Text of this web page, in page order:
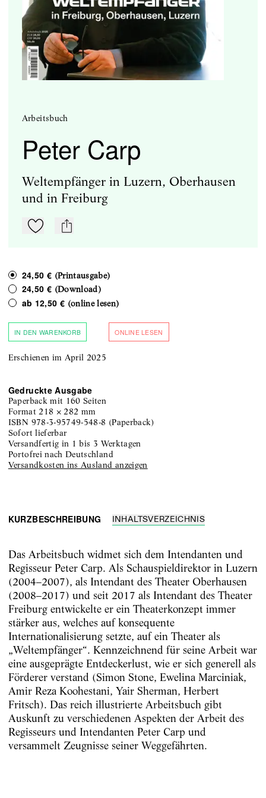
Arbeitsbuch
Peter Carp
Weltempfänger in Luzern, Oberhausen
und in Freiburg
Zu Mein-TdZ hinzufügen
mail
24,50 € (Printausgabe)
24,50 € (Download)
ab 12,50 € (online lesen)
IN DEN WARENKORB ONLINE LESEN
Erschienen im April 2025
Gedruckte Ausgabe
Paperback mit 160 Seiten
Format218 ×282 mm
ISBN 978-3-95749-548-8 (Paperback)
sofort lieferbar
versandfertig in 1 bis 3 Werktagen
portofrei nach Deutschland
Versandkosten ins Ausland anzeigen
KURZBESCHREIBUNG INHALTSVERZEICHNIS
Das Arbeitsbuch widmet sich dem Intendanten und
Regisseur Peter Carp. Als Schauspieldirektor in Luzern
(2004–2007), als Intendant des Theater Oberhausen
(2008–2017) und seit 2017 als Intendant des Theater
Freiburg entwickelte er ein Theaterkonzept immer
stärker aus, welches auf konsequente
Internationalisierung setzte, auf ein Theater als
„Weltempfänger“. Kennzeichnend für seine Arbeit war
eine ausgeprägte Entdeckerlust, wie er sich generell als
Förderer verstand (Simon Stone, Ewelina Marciniak,
Amir Reza Koohestani, Yair Sherman, Herbert
Fritsch). Das reich illustrierte Arbeitsbuch gibt
Auskunft zu verschiedenen Aspekten der Arbeit des
Regisseurs und Intendanten Peter Carp und
versammelt Zeugnisse seiner Weggefährten.